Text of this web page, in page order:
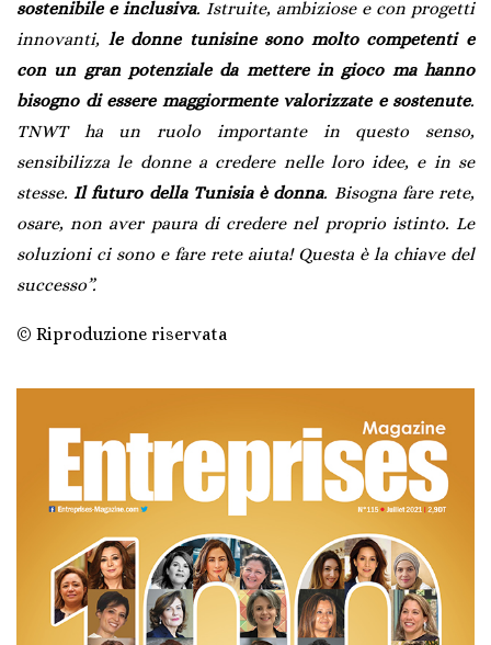
sostenibile e inclusiva. Istruite, ambiziose e con progetti
innovanti, le donne tunisine sono molto competenti e
con un gran potenziale da mettere in gioco ma hanno
bisogno di essere maggiormente valorizzate e sostenute.
TNWT ha un ruolo importante in questo senso,
sensibilizza le donne a credere nelle loro idee, e in se
stesse.Il futuro della Tunisia è donna. Bisogna fare rete,
osare, non aver paura di credere nel proprio istinto. Le
soluzioni ci sono e fare rete aiuta! Questa è la chiave del
successo”.
© Riproduzione riservata